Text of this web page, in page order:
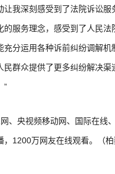
让我深刻感受到了法院诉讼服
的服务理念，感受到了人民法
充分运用各种诉前纠纷调解机
民群众提供了更多纠纷解决渠
”
、央视频移动网、国际在线
，1200万网友在线观看。 （